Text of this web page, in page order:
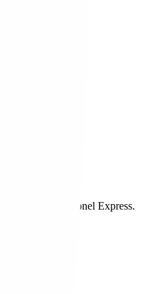
ditawarkan Lionel Express.